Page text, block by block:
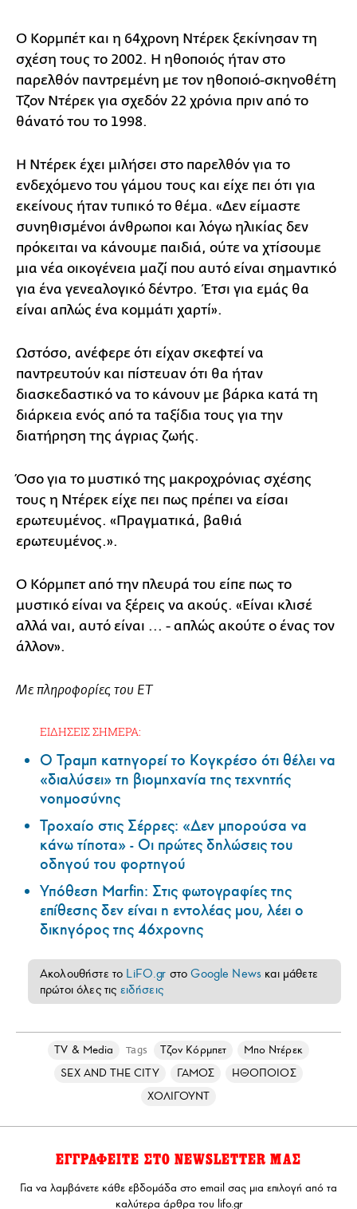
Ο Κορμπέτ και η 64χρονη Ντέρεκ ξεκίνησαν τη
σχέση τους το 2002. Η ηθοποιός ήταν στο
παρελθόν παντρεμένη με τον ηθοποιό-σκηνοθέτη
Τζον Ντέρεκ για σχεδόν 22 χρόνια πριν από το
θάνατό του το 1998.
Η Ντέρεκ έχει μιλήσει στο παρελθόν για το
ενδεχόμενο του γάμου τους και είχε πει ότι για
εκείνους ήταν τυπικό το θέμα. «Δεν είμαστε
συνηθισμένοι άνθρωποι και λόγω ηλικίας δεν
πρόκειται να κάνουμε παιδιά, ούτε να χτίσουμε
μια νέα οικογένεια μαζί που αυτό είναι σημαντικό
για ένα γενεαλογικό δέντρο. Έτσι για εμάς θα
είναι απλώς ένα κομμάτι χαρτί».
Ωστόσο, ανέφερε ότι είχαν σκεφτεί να
παντρευτούν και πίστευαν ότι θα ήταν
διασκεδαστικό να το κάνουν με βάρκα κατά τη
διάρκεια ενός από τα ταξίδια τους για την
διατήρηση της άγριας ζωής.
Όσο για το μυστικό της μακροχρόνιας σχέσης
τους η Ντέρεκ είχε πει πως πρέπει να είσαι
ερωτευμένος. «Πραγματικά, βαθιά
ερωτευμένος.».
Ο Κόρμπετ από την πλευρά του είπε πως το
μυστικό είναι να ξέρεις να ακούς. «Είναι κλισέ
αλλά ναι, αυτό είναι ... - απλώς ακούτε ο ένας τον
άλλον».
Με πληροφορίες του ET
ΕΙΔΗΣΕΙΣ ΣΗΜΕΡΑ:
Ο Τραμπ κατηγορεί το Κογκρέσο ότι θέλει να
«διαλύσει» τη βιομηχανία της τεχνητής
νοημοσύνης
Τροχαίο στις Σέρρες: «Δεν μπορούσα να
κάνω τίποτα» - Οι πρώτες δηλώσεις του
οδηγού του φορτηγού
Υπόθεση Marfin: Στις φωτογραφίες της
επίθεσης δεν είναι η εντολέας μου, λέει ο
δικηγόρος της 46χρονης
Ακολουθήστε το LiFO.gr στοGoogle News και μάθετε
πρώτοι όλες τις ειδήσεις
TV & Media Tags Τζον Κόρμπετ
Μπο Ντέρεκ
SEX AND THE CITY
ΓΑΜΟΣ
ΗΘΟΠΟΙΟΣ
ΧΟΛΙΓΟΥΝΤ
ΕΓΓΡΑΦΕΙΤΕ ΣΤΟ NEWSLETTER ΜΑΣ
Για να λαμβάνετε κάθε εβδομάδα στο email σας μια επιλογή από τα
καλύτερα άρθρα του lifo.gr